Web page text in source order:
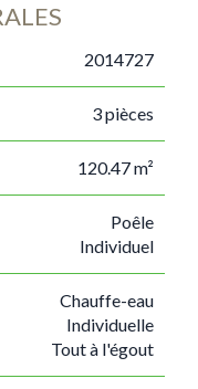
2014727
3 pièces
120.47 m²
Poêle
Individuel
Chauffe-eau
Individuelle
Tout à l'égout